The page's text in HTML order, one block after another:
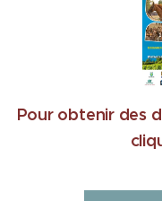
Pour obtenir des